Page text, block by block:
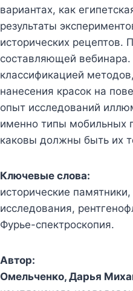
вариантах, как
результаты
исторических рецептов.
составляющей вебинара.
классификацией
нанесения красок на
опыт исследований
именно типы мобильных
каковы должны быть их
Ключевые слова:
исторические
исследования,
Фурье-спектроскопия.
Автор:
Омельченко, Дарья